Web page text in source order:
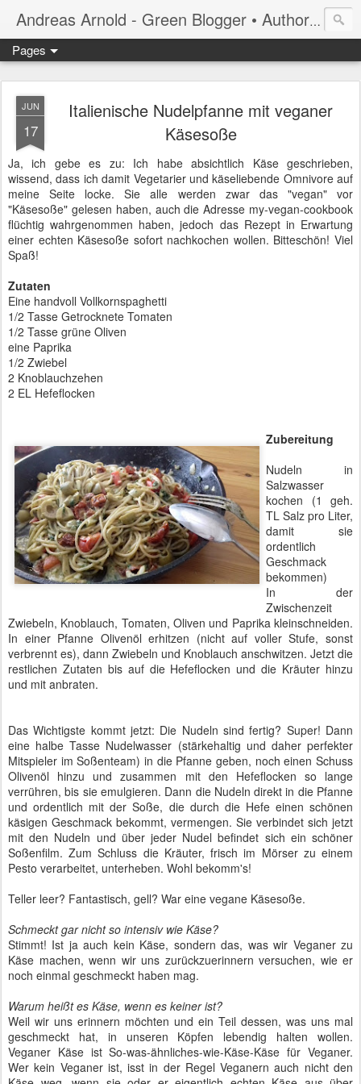
Andreas Arnold - Green Blogger • Author • Poetry Slammer • Columnist
Pages
JUN
17
Italienische Nudelpfanne mit veganer
Käsesoße
Ja, ich gebe es zu: Ich habe absichtlich Käse geschrieben,
wissend, dass ich damit Vegetarier und käseliebende Omnivore auf
meine Seite locke. Sie alle werden zwar das "vegan" vor
"Käsesoße" gelesen haben, auch die Adresse my-vegan-cookbook
flüchtig wahrgenommen haben, jedoch das Rezept in Erwartung
einer echten Käsesoße sofort nachkochen wollen. Bitteschön! Viel
Spaß!
Zutaten
Eine handvoll Vollkornspaghetti
1/2 Tasse Getrocknete Tomaten
1/2 Tasse grüne Oliven
eine Paprika
1/2 Zwiebel
2 Knoblauchzehen
2 EL Hefeflocken
Zubereitung
Nudeln in
Salzwasser
kochen (1 geh.
TL Salz pro Liter,
damit sie
ordentlich
Geschmack
bekommen)
In der
Zwischenzeit
Zwiebeln, Knoblauch, Tomaten, Oliven und Paprika kleinschneiden.
In einer Pfanne Olivenöl erhitzen (nicht auf voller Stufe, sonst
verbrennt es), dann Zwiebeln und Knoblauch anschwitzen. Jetzt die
restlichen Zutaten bis auf die Hefeflocken und die Kräuter hinzu
und mit anbraten.
Das Wichtigste kommt jetzt: Die Nudeln sind fertig? Super! Dann
eine halbe Tasse Nudelwasser (stärkehaltig und daher perfekter
Mitspieler im Soßenteam) in die Pfanne geben, noch einen Schuss
Olivenöl hinzu und zusammen mit den Hefeflocken so lange
verrühren, bis sie emulgieren. Dann die Nudeln direkt in die Pfanne
und ordentlich mit der Soße, die durch die Hefe einen schönen
käsigen Geschmack bekommt, vermengen. Sie verbindet sich jetzt
mit den Nudeln und über jeder Nudel befindet sich ein schöner
Soßenfilm. Zum Schluss die Kräuter, frisch im Mörser zu einem
Pesto verarbeitet, unterheben. Wohl bekomm's!
Teller leer? Fantastisch, gell? War eine vegane Käsesoße.
Schmeckt gar nicht so intensiv wie Käse?
Stimmt! Ist ja auch kein Käse, sondern das, was wir Veganer zu
Käse machen, wenn wir uns zurückzuerinnern versuchen, wie er
noch einmal geschmeckt haben mag.
Warum heißt es Käse, wenn es keiner ist?
Weil wir uns erinnern möchten und ein Teil dessen, was uns mal
geschmeckt hat, in unseren Köpfen lebendig halten wollen.
Veganer Käse ist So-was-ähnliches-wie-Käse-Käse für Veganer.
Wer kein Veganer ist, isst in der Regel Veganern auch nicht den